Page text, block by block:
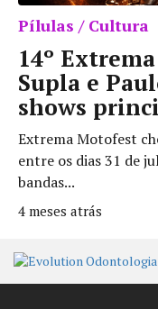
Pílulas / Cultura
14º
Supla e
shows
Extrema Motofest
entre os dias 31 de
bandas...
4 meses atrás